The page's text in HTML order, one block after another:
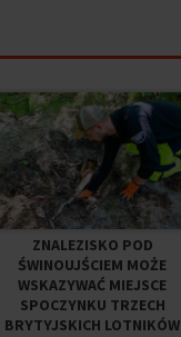
ZNALEZISKO POD
ŚWINOUJŚCIEM MOŻE
WSKAZYWAĆ MIEJSCE
SPOCZYNKU TRZECH
BRYTYJSKICH LOTNIKÓW